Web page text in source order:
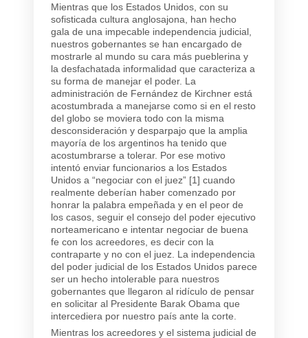
Mientras que los Estados Unidos, con su
sofisticada cultura anglosajona, han hecho
gala de una impecable independencia judicial,
nuestros gobernantes se han encargado de
mostrarle al mundo su cara más pueblerina y
la desfachatada informalidad que caracteriza a
su forma de manejar el poder. La
administración de Fernández de Kirchner está
acostumbrada a manejarse como si en el resto
del globo se moviera todo con la misma
desconsideración y desparpajo que la amplia
mayoría de los argentinos ha tenido que
acostumbrarse a tolerar. Por ese motivo
intentó enviar funcionarios a los Estados
Unidos a “negociar con el juez” [1] cuando
realmente deberían haber comenzado por
honrar la palabra empeñada y en el peor de
los casos, seguir el consejo del poder ejecutivo
norteamericano e intentar negociar de buena
fe con los acreedores, es decir con la
contraparte y no con el juez. La independencia
del poder judicial de los Estados Unidos parece
ser un hecho intolerable para nuestros
gobernantes que llegaron al ridículo de pensar
en solicitar al Presidente Barak Obama que
intercediera por nuestro país ante la corte.
Mientras los acreedores y el sistema judicial de